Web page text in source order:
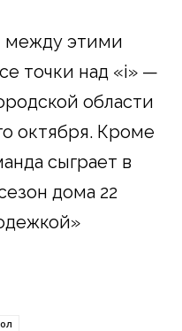
между этими
точки над «i» —
области
октября. Кроме
сыграет в
дома 22